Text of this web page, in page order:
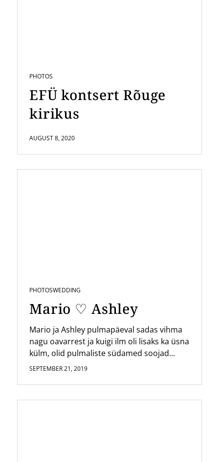
PHOTOS
EFÜ kontsert Rõuge
kirikus
AUGUST 8, 2020
PHOTOSWEDDING
Mario ♡ Ashley
Mario ja Ashley pulmapäeval sadas vihma
nagu oavarrest ja kuigi ilm oli lisaks ka üsna
külm, olid pulmaliste südamed soojad...
SEPTEMBER 21, 2019